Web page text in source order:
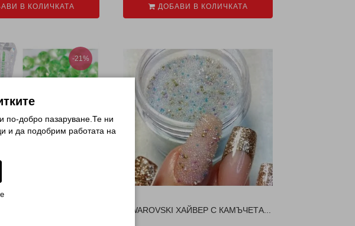
В КОЛИЧКАТА ДОБАВИ В КОЛИЧКАТА
-21%
SWAROVSKI ХАЙВЕР С КАМЪЧЕТА...
по-добро пазаруване.Те ни
и да подобрим работата на